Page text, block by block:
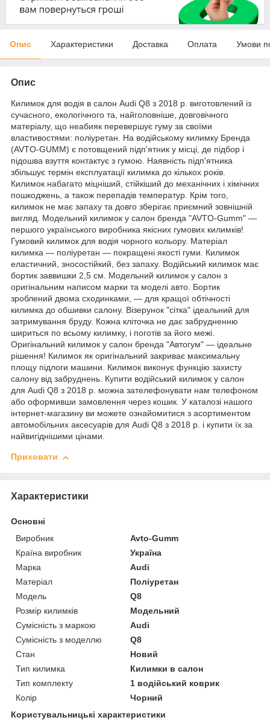
Опис Характеристики Доставка Оплата Умови
Опис
Килимок для водія в салон Audi Q8 з 2018 р. виготовлений із
сучасного, екологічного та, найголовніше, довговічного
матеріалу, що неабияк перевершує гуму за своїми
властивостями: поліуретан. На водійському килимку Бренда
(AVTO-GUMM) є потовщений підп'ятник у місці, де підбор і
підошва взуття контактує з гумою. Наявність підп'ятника
збільшує термін експлуатації килимка до кількох років.
Килимок набагато міцніший, стійкіший до механічних і хімічних
пошкоджень, а також перепадів температур. Крім того,
килимок не має запаху та довго зберігає приємний зовнішній
вигляд. Модельний килимок у салон бренда "AVTO-Gumm" —
першого українського виробника якісних гумових килимків!
Гумовий килимок для водія чорного кольору. Матеріал
килимка — поліуретан — покращені якості гуми. Килимок
еластичний, зносостійкий, без запаху. Водійський килимок має
бортик заввишки 2,5 см. Модельний килимок у салон з
оригінальним написом марки та моделі авто. Бортик
зроблений двома сходинками, — для кращої обтічності
килимка до обшивки салону. Візерунок "сітка" ідеальний для
затримування бруду. Кожна кліточка не дає забрудненню
шириться по всьому килимку, і поготів за його межі.
Оригінальний килимок у салон бренда "Автогум" — ідеальне
рішення! Килимок як оригінальний закриває максимальну
площу підлоги машини. Килимок виконує функцію захисту
салону від забруднень. Купити водійський килимок у салон
для Audi Q8 з 2018 р. можна зателефонувати нам телефоном
або оформивши замовлення через кошик. У каталозі нашого
інтернет-магазину ви можете ознайомитися з асортиментом
автомобільних аксесуарів для Audi Q8 з 2018 р. і купити їх за
найвигіднішими цінами.
Приховати
Характеристики
Основні
Виробник
Avto-Gumm
Країна виробник
Україна
Марка
Audi
Матеріал
Поліуретан
Модель
Q8
Розмір килимків
Модельний
Сумісність з маркою
Audi
Сумісність з моделлю
Q8
Стан
Новий
Тип килимка
Килимки в салон
Тип комплекту
1 водійський коврик
Колір
Чорний
Користувальницькі характеристики